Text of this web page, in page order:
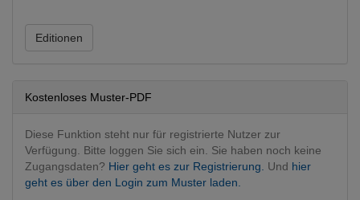
Innere Medizin
Biopsien
Pädiatrie
Editionen
Kostenloses Muster-PDF
Diese Funktion steht nur für registrierte Nutzer zur
Verfügung. Bitte loggen Sie sich ein. Sie haben noch keine
Zugangsdaten? Hier geht es zur Registrierung. Und hier
geht es über den Login zum Muster laden.